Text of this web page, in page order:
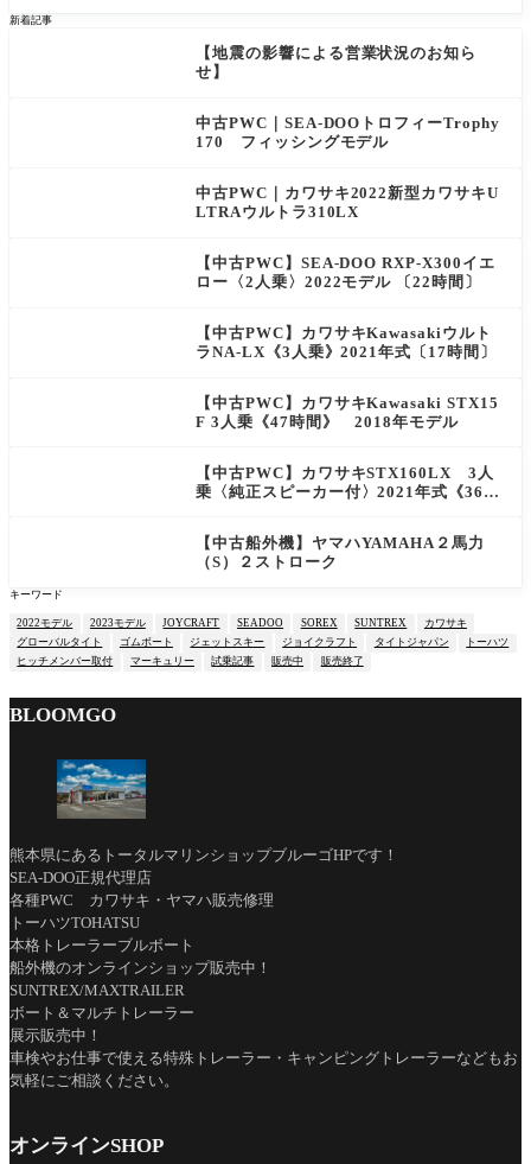
新着記事
【地震の影響による営業状況のお知ら
せ】
中古PWC｜SEA-DOOトロフィーTrophy
170 フィッシングモデル
中古PWC｜カワサキ2022新型カワサキU
LTRAウルトラ310LX
【中古PWC】SEA-DOO RXP-X300イエ
ロー〈2人乗〉2022モデル 〔22時間〕
【中古PWC】カワサキKawasakiウルト
ラNA-LX《3人乗》2021年式〔17時間〕
【中古PWC】カワサキKawasaki STX15
F 3人乗《47時間》 2018年モデル
【中古PWC】カワサキSTX160LX 3人
乗〈純正スピーカー付〉2021年式《36時
【中古船外機】ヤマハYAMAHA２馬力
（S）２ストローク
キーワード
2022モデル 2023モデル JOYCRAFT SEADOO SOREX SUNTREX
カワサキ
グローバルタイト
ゴムボート ジェットスキー ジョイクラフト タイトジャパン
トーハツ
ヒッチメンバー取付
マーキュリー 試乗記事 販売中 販売終了
BLOOMGO
熊本県にあるトータルマリンショップブルーゴHPです！
SEA-DOO正規代理店
各種PWC カワサキ・ヤマハ販売修理
トーハツTOHATSU
本格トレーラーブルボート
船外機のオンラインショップ販売中！
SUNTREX/MAXTRAILER
ボート＆マルチトレーラー
展示販売中！
車検やお仕事で使える特殊トレーラー・キャンピングトレーラーなどもお
気軽にご相談ください。
オンラインSHOP